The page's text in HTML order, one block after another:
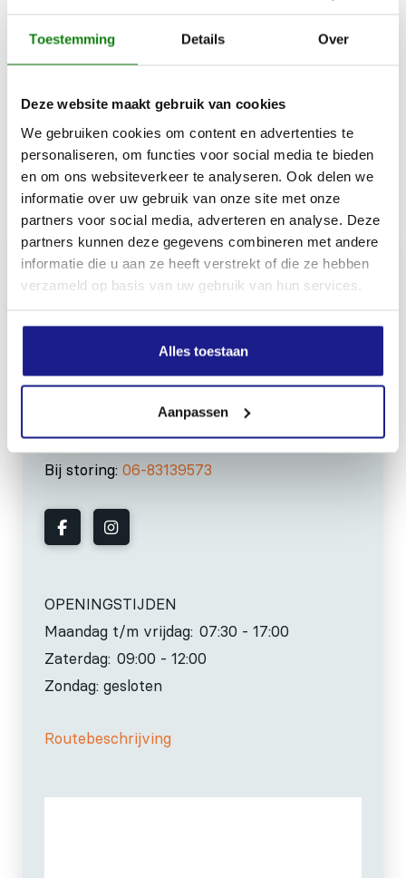
Toestemming Details Over
Deze website maakt gebruik van cookies
We gebruiken cookies om content en advertenties te
personaliseren, om functies voor social media te bieden
en om ons websiteverkeer te analyseren. Ook delen we
informatie over uw gebruik van onze site met onze
partners voor social media, adverteren en analyse. Deze
partners kunnen deze gegevens combineren met andere
informatie die u aan ze heeft verstrekt of die ze hebben
verzameld op basis van uw gebruik van hun services.
Alles toestaan
Aanpassen
0.607 kg
info@mechanisatiefraneker.nl
Bij storing: 06-83139573
OPENINGSTIJDEN
Maandag t/m vrijdag: 07:30 - 17:00
Zaterdag: 09:00 - 12:00
Zondag: gesloten
Routebeschrijving